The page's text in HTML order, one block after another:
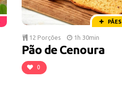
PÃES
12 Porções 1h 30min
Pão de Cenoura
0